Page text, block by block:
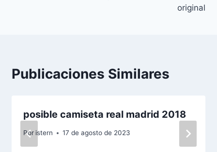
original
Publicaciones Similares
posible camiseta real madrid 2018
Por istern 17 de agosto de 2023